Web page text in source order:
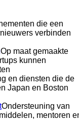
die een
verbinden
Op maat gemaakte
kunnen
en diensten die de
Japan en Boston
Ondersteuning van
mentoren